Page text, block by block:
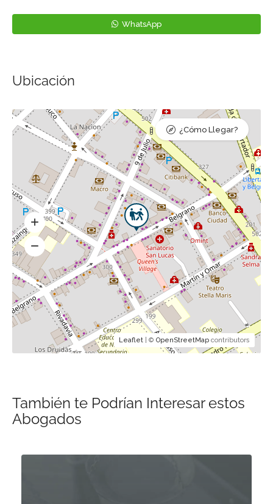
WhatsApp
Ubicación
Leaflet | © OpenStreetMap contributors
¿Cómo Llegar?
También te Podrían Interesar estos
Abogados